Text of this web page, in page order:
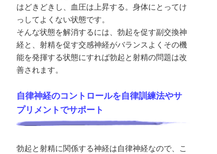
はどきどきし、血圧は上昇する。身体にとってけ
っしてよくない状態です。
そんな状態を解消するには、勃起を促す副交換神
経と、射精を促す交感神経がバランスよくその機
能を発揮する状態にすれば勃起と射精の問題は改
善されます。
自律神経のコントロールを自律訓練法やサ
プリメントでサポート
勃起と射精に関係する神経は自律神経なので、こ